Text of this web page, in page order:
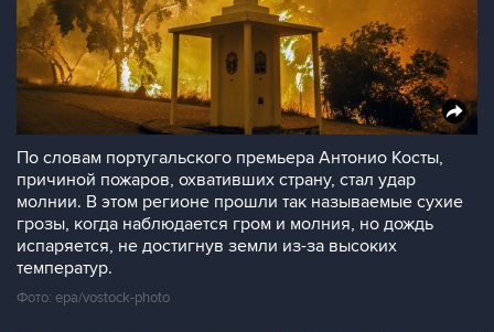
По словам португальского премьера Антонио Косты,
причиной пожаров, охвативших страну, стал удар
молнии. В этом регионе прошли так называемые сухие
грозы, когда наблюдается гром и молния, но дождь
испаряется, не достигнув земли из-за высоких
температур.
Фото: epa/vostock-photo